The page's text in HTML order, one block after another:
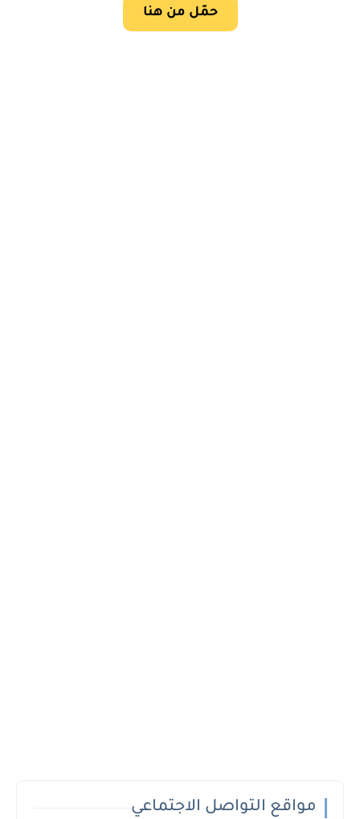
حمّل من هنا
مواقع التواصل الاجتماعي